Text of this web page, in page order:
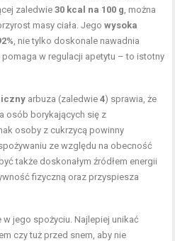
zaledwie30 kcal na 100 g, można
masy ciała. Jegowysoka
, nie tylko doskonale nawadnia
w regulacji apetytu – to istotny
arbuza (zaledwie4) sprawia, że
osób borykających się z
osoby z cukrzycą powinny
ze względu na obecność
także doskonałym źródłem energii
fizyczną oraz przyspiesza
jego spożyciu. Najlepiej unikać
czy tuż przed snem, aby nie